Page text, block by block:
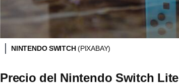
NINTENDO SWITCH(PIXABAY)
Precio del Nintendo Switch Lite